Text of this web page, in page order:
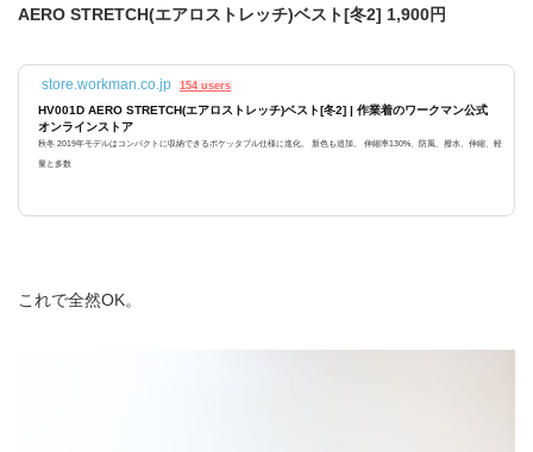
AERO STRETCH(エアロストレッチ)ベスト[冬2] 1,900円
store.workman.co.jp 154 users
HV001D AERO STRETCH(エアロストレッチ)ベスト[冬2] | 作業着のワークマン公式
オンラインストア
秋冬 2019年モデルはコンパクトに収納できるポケッタブル仕様に進化。 新色も追加。 伸縮率130%、防風、撥水、伸縮、軽
量と多数
これで全然OK。